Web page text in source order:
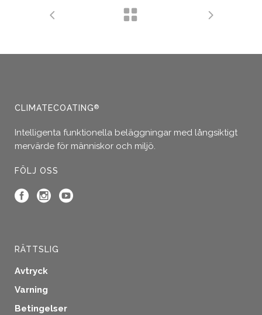
CLIMATECOATING®
Intelligenta funktionella beläggningar med långsiktigt
mervärde för människor och miljö.
FÖLJ OSS
RÄTTSLIG
Avtryck
Varning
Betingelser